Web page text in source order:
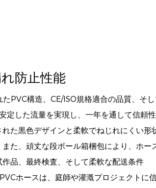
防止性能
PVC構造、CE/ISO規格適合の品質、そ
定した流量を実現し、一年を通して信頼
た黒色デザインと柔軟でねじれにくい形
た、頑丈な段ボール箱梱包により、ホー
品、最終検査、そして柔軟な配送条件
ホースは、庭師や灌漑プロジェクトに